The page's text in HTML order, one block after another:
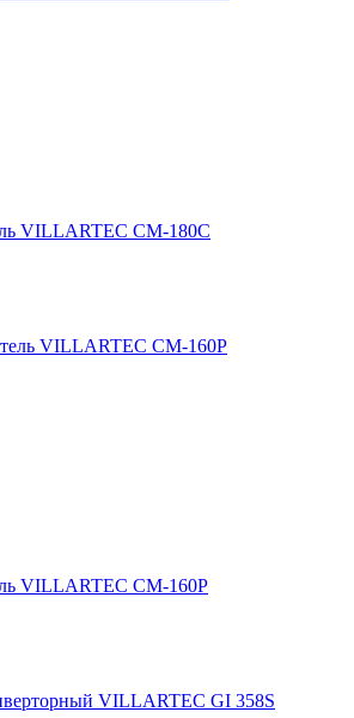
VILLARTEC СМ-180С
VILLARTEC СМ-160Р